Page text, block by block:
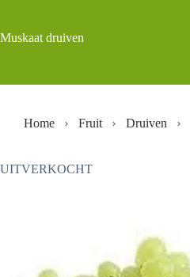
Muskaat druiven
Home Fruit Druiven
UITVERKOCHT